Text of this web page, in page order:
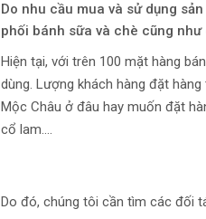
Do nhu cầu mua và sử dụng
phối bánh sữa và chè cũng
Hiện tại, với trên 100 mặt hàng
dùng. Lượng khách hàng đặt
Mộc Châu ở đâu hay muốn đặt
cổ lam....
Do đó, chúng tôi cần tìm các đối